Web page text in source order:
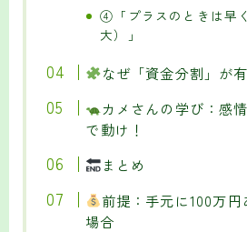
④「プラスのときは早
大）」
なぜ「資金分割」が
カメさんの学び：感
で動け！
まとめ
前提：手元に100万
場合